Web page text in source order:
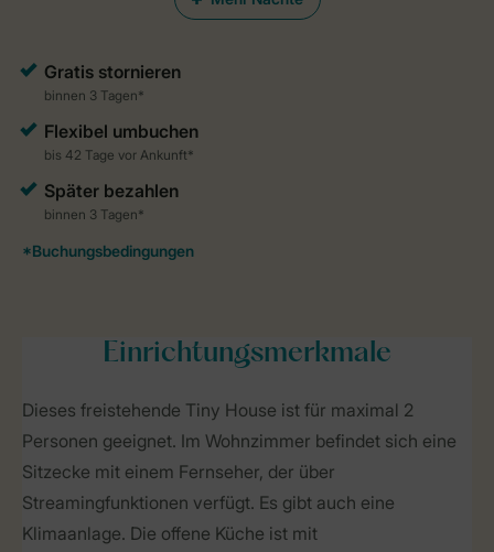
Einrichtungsmerkmale
Dieses freistehende Tiny House ist für maximal 2
Personen geeignet. Im Wohnzimmer befindet sich eine
Sitzecke mit einem Fernseher, der über
Streamingfunktionen verfügt. Es gibt auch eine
Klimaanlage. Die offene Küche ist mit